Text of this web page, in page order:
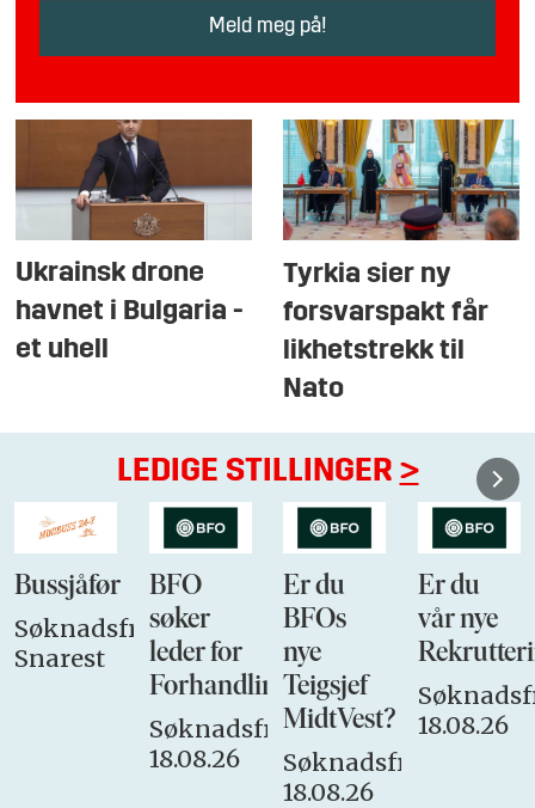
Ukrainsk drone
havnet i Bulgaria -
et uhell
Tyrkia sier ny
forsvarspakt får
likhetstrekk til
Nato
LEDIGE STILLINGER >
Bussjåfør
Søknadsfrist:
Snarest
BFO
søker
leder for
Forhandlingsutvalget
Søknadsfrist:
18.08.26
Er du
BFOs
nye
Teigsjef
MidtVest?
Søknadsfrist:
18.08.26
Er du
vår nye
18.08.26